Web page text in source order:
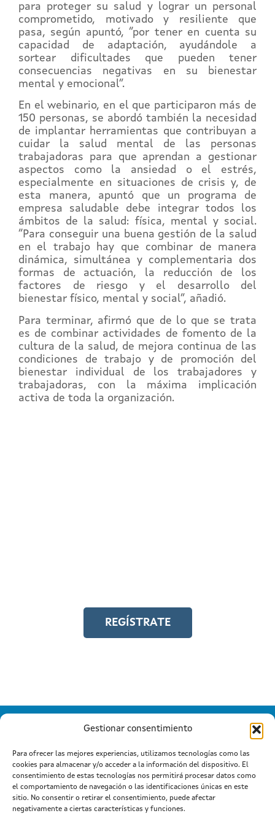
Gestionar consentimiento
Para ofrecer las mejores experiencias, utilizamos tecnologías como las
cookies para almacenar y/o acceder a la información del dispositivo. El
consentimiento de estas tecnologías nos permitirá procesar datos como
el comportamiento de navegación o las identificaciones únicas en este
sitio. No consentir o retirar el consentimiento, puede afectar
negativamente a ciertas características y funciones.
para proteger su salud y lograr un personal
comprometido, motivado y resiliente que
pasa, según apuntó, “por tener en cuenta su
capacidad de adaptación, ayudándole a
sortear dificultades que pueden tener
consecuencias negativas en su bienestar
mental y emocional”.
En el webinario, en el que participaron más de
150 personas, se abordó también la necesidad
de implantar herramientas que contribuyan a
cuidar la salud mental de las personas
trabajadoras para que aprendan a gestionar
aspectos como la ansiedad o el estrés,
especialmente en situaciones de crisis y, de
esta manera, apuntó que un programa de
empresa saludable debe integrar todos los
ámbitos de la salud: física, mental y social.
“Para conseguir una buena gestión de la salud
en el trabajo hay que combinar de manera
dinámica, simultánea y complementaria dos
formas de actuación, la reducción de los
factores de riesgo y el desarrollo del
bienestar físico, mental y social”, añadió.
Para terminar, afirmó que de lo que se trata
es de combinar actividades de fomento de la
cultura de la salud, de mejora continua de las
condiciones de trabajo y de promoción del
bienestar individual de los trabajadores y
trabajadoras, con la máxima implicación
activa de toda la organización.
REGÍSTRATE
Información mantida e publicada na Internet pola Xunta de
Galicia
Atención a cidadanía|Suxestións e queixas
Aviso legal